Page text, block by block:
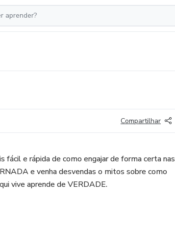
Compartilhar
fácil e rápida de como engajar de forma certa nas
e venha desvendas o mitos sobre como
vive aprende de VERDADE.